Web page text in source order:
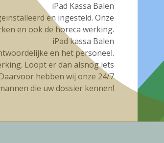
iPad Kassa Balen
en ingesteld. Onze
en ook de horeca werking.
iPad kassa Balen
en het personeel.
Loopt er dan alsnog iets
hebben wij onze 24/7
die uw dossier kennen!